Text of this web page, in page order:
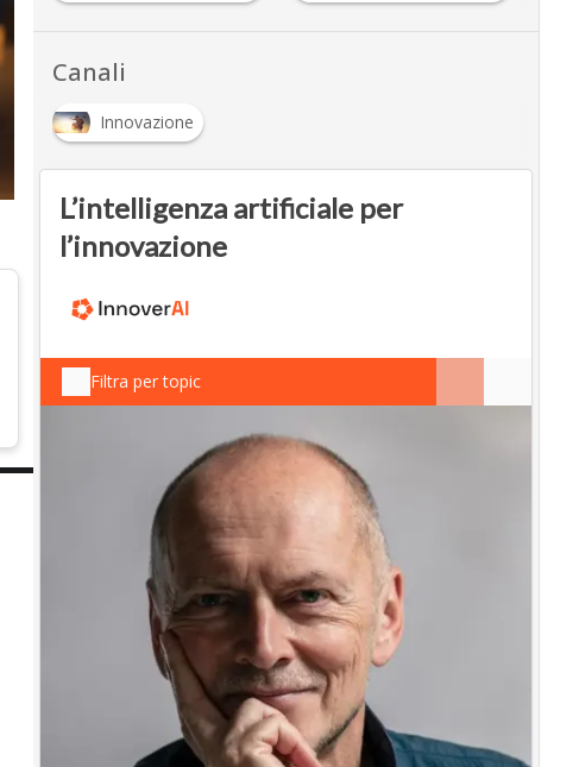
Canali
Innovazione
L’intelligenza artificiale per
l’innovazione
Filtra per topic